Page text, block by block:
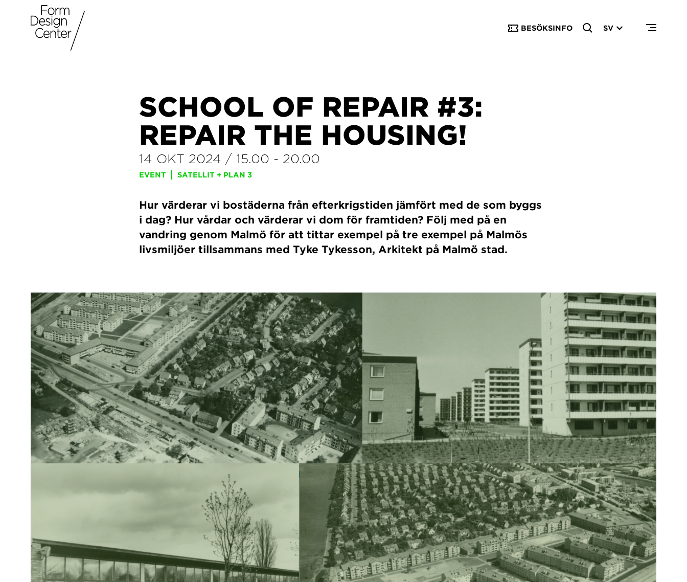
BESÖKSINFO SV
SCHOOL OF REPAIR #3:
REPAIR THE HOUSING!
14 OKT 2024 / 15.00 - 20.00
EVENT SATELLIT + PLAN 3
Hur värderar vi bostäderna från efterkrigstiden jämfört med de som byggs
i dag? Hur vårdar och värderar vi dom för framtiden? Följ med på en
vandring genom Malmö för att tittar exempel på tre exempel på Malmös
livsmiljöer tillsammans med Tyke Tykesson, Arkitekt på Malmö stad.